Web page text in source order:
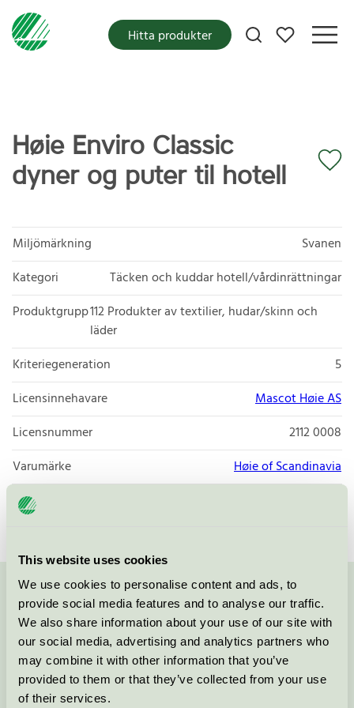
This website uses cookies
We use cookies to personalise content and ads, to
provide social media features and to analyse our traffic.
We also share information about your use of our site with
our social media, advertising and analytics partners who
may combine it with other information that you’ve
provided to them or that they’ve collected from your use
of their services.
Mina favoriter
Hitta produkter
Høie Enviro Classic
dyner og puter til hotell
Miljömärkning
Svanen
Kategori
Täcken och kuddar hotell/vårdinrättningar
Produktgrupp112 Produkter av textilier, hudar/skinn och
läder
Kriteriegeneration
5
Licensinnehavare
Mascot Høie AS
Licensnummer
2112 0008
Varumärke
Høie of Scandinavia
Licensnummer
Kontakta oss på08-55 55 24 00eller via formuläret:
Fortsätt